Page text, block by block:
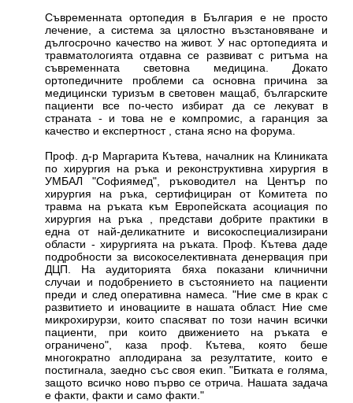
Съвременната ортопедия в България е не просто
лечение, а система за цялостно възстановяване и
дългосрочно качество на живот. У нас ортопедията и
травматологията отдавна се развиват с ритъма на
съвременната световна медицина. Докато
ортопедичните проблеми са основна причина за
медицински туризъм в световен мащаб, българските
пациенти все по-често избират да се лекуват в
страната - и това не е компромис, а гаранция за
качество и експертност , стана ясно на форума.
Проф. д-р Маргарита Кътева, началник на Клиниката
по хирургия на ръка и реконструктивна хирургия в
УМБАЛ "Софиямед", ръководител на Център по
хирургия на ръка, сертифициран от Комитета по
травма на ръката към Европейската асоциация по
хирургия на ръка , представи добрите практики в
една от най-деликатните и високоспециализирани
области - хирургията на ръката. Проф. Кътева даде
подробности за високоселективната денервация при
ДЦП. На аудиторията бяха показани кличнични
случаи и подобрението в състоянието на пациенти
преди и след оперативна намеса. "Ние сме в крак с
развитието и иновациите в нашата област. Ние сме
микрохирурзи, които спасяват по този начин всички
пациенти, при които движението на ръката е
ограничено", каза проф. Кътева, която беше
многократно аплодирана за резултатите, които е
постигнала, заедно със своя екип. "Битката е голяма,
защото всичко ново първо се отрича. Нашата задача
е факти, факти и само факти."